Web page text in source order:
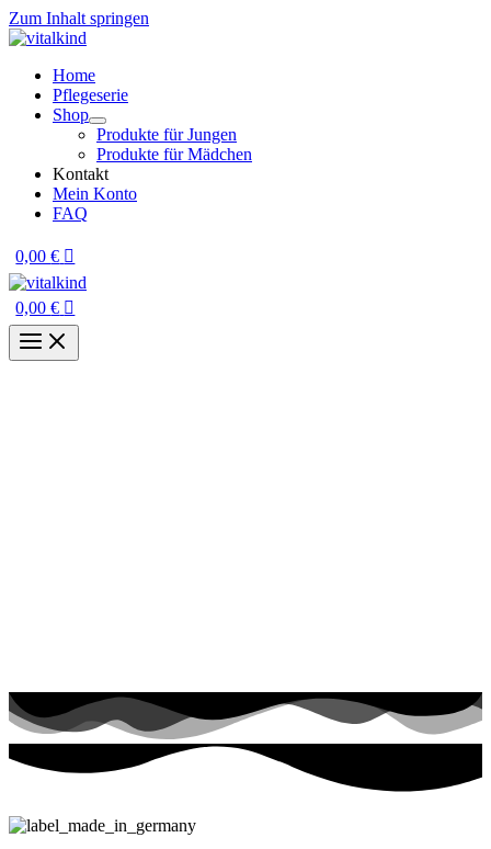
Zum Inhalt springen
Home
Pflegeserie
Shop
Produkte für Jungen
Produkte für Mädchen
Kontakt
Mein Konto
FAQ
0,00€
0,00€